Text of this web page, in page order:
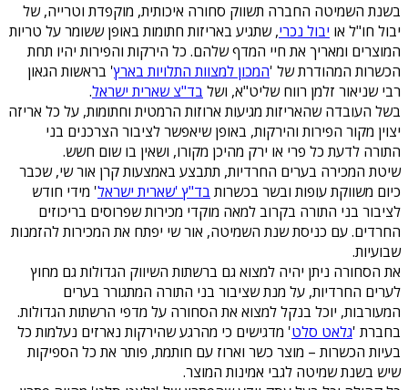
בשנת השמיטה החברה תשווק סחורה איכותית, מוקפדת וטרייה, של
יבול חו"ל או יבול נכרי, שתגיע באריזות חתומות באופן ששומר על טריות
המוצרים ומאריך את חיי המדף שלהם. כל הירקות והפירות יהיו תחת
הכשרות המהודרת של 'המכון למצוות התלויות בארץ' בראשות הגאון
רבי שניאור זלמן רווח שליט"א, ושל בד"צ שארית ישראל.
בשל העובדה שהאריזות מגיעות ארוזות הרמטית וחתומות, על כל אריזה
יצוין מקור הפירות והירקות, באופן שיאפשר לציבור הצרכנים בני
התורה לדעת כל פרי או ירק מהיכן מקורו, ושאין בו שום חשש.
שיטת המכירה בערים החרדיות, תתבצע באמצעות קרן אור שי, שכבר
כיום משווקת עופות ובשר בכשרות בד"ץ 'שארית ישראל' מידי חודש
לציבור בני התורה בקרוב למאה מוקדי מכירות שפרוסים בריכוזים
החרדים. עם כניסת שנת השמיטה, אור שי יפתח את המכירות להזמנות
שבועיות.
את הסחורה ניתן יהיה למצוא גם ברשתות השיווק הגדולות גם מחוץ
לערים החרדיות, על מנת שציבור בני התורה המתגורר בערים
המעורבות, יוכל בנקל למצוא את הסחורה על מדפי הרשתות הגדולות.
בחברת 'גלאט סלט' מדגישים כי מהרגע שהירקות נארזים נעלמות כל
בעיות הכשרות – מוצר כשר וארוז עם חותמת, פותר את כל הספיקות
שיש בשנת שמיטה לגבי אמינות המוצר.